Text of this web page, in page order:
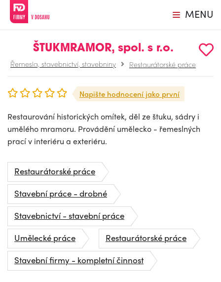
MENU
ŠTUKMRAMOR, spol. s r.o.
Řemesla, stavebnictví, stavebniny Restaurátorské práce
Napište hodnocení jako první
Restaurování historických omítek, děl ze štuku, sádry i
umělého mramoru. Provádění umělecko - řemeslných
prací v interiéru a exteriéru.
Restaurátorské práce
Stavební práce - drobné
Stavebnictví - stavební práce
Umělecké práce
Restaurátorské práce
Stavební firmy - kompletní činnost